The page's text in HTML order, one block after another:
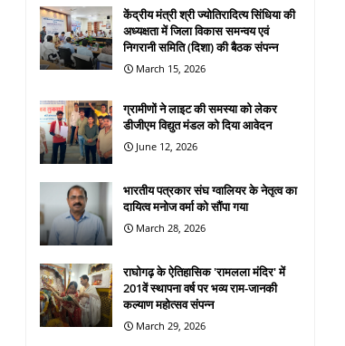
केंद्रीय मंत्री श्री ज्योतिरादित्य सिंधिया की
अध्यक्षता में जिला विकास समन्वय एवं
निगरानी समिति (दिशा) की बैठक संपन्न
March 15, 2026
ग्रामीणों ने लाइट की समस्या को लेकर
डीजीएम विद्युत मंडल को दिया आवेदन
June 12, 2026
भारतीय पत्रकार संघ ग्वालियर के नेतृत्व का
दायित्व मनोज वर्मा को सौंपा गया
March 28, 2026
राघोगढ़ के ऐतिहासिक 'रामलला मंदिर' में
201वें स्थापना वर्ष पर भव्य राम-जानकी
कल्याण महोत्सव संपन्न
March 29, 2026